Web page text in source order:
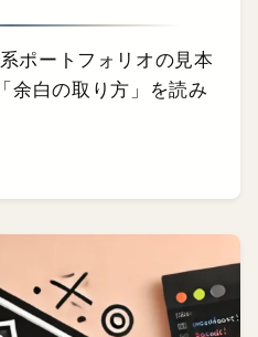
ポートフォリオの見本
余白の取り方」を読み